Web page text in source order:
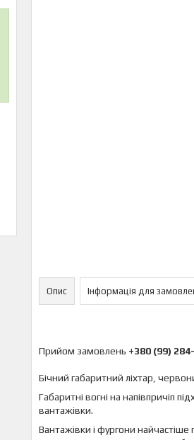
Опис Інформація для
Прийом замовлень +380 (99)
Бічний габаритний ліхтар,
Габаритні вогні на напівпричіп
вантажівки.
Вантажівки і фургони